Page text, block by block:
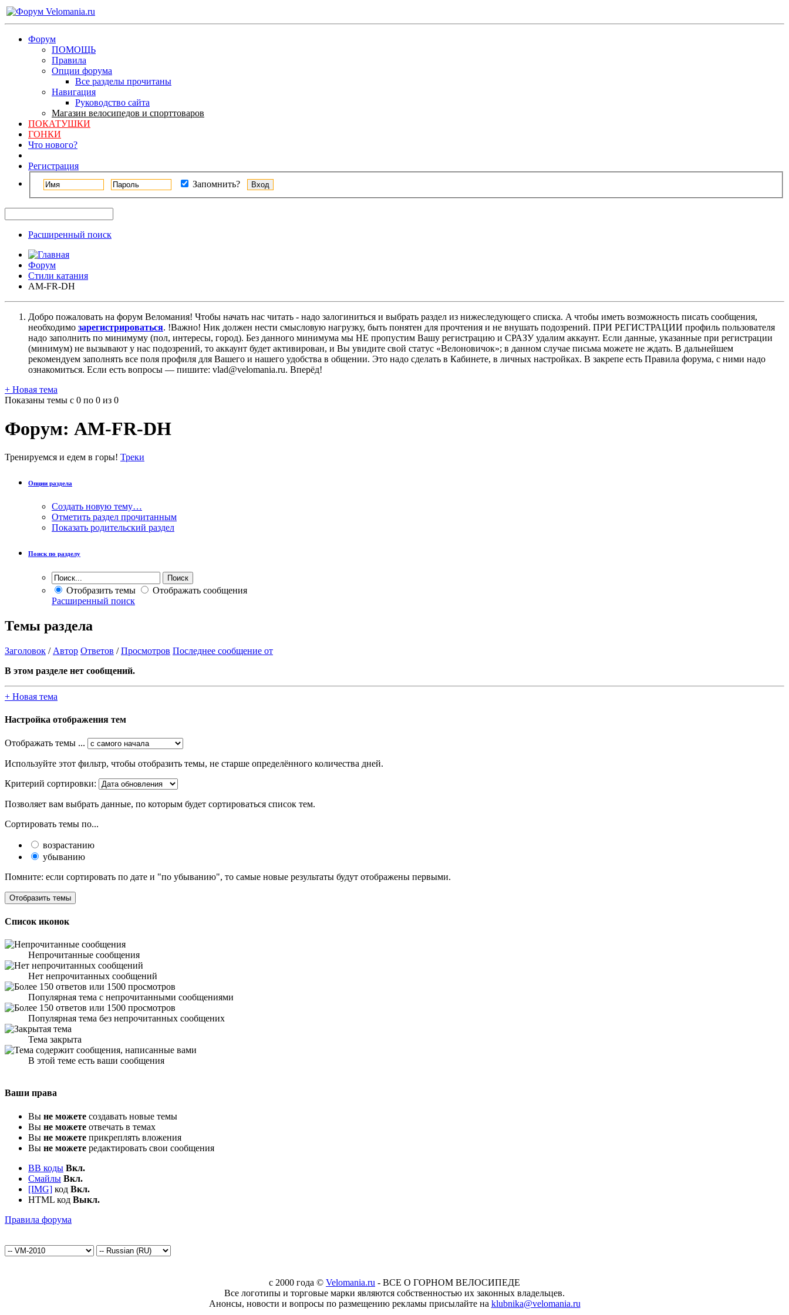
Форум
ПОМОЩЬ
Правила
Опции форума
Все разделы прочитаны
Навигация
Руководство сайта
Магазин велосипедов и спорттоваров
ПОКАТУШКИ
ГОНКИ
Что нового?
Регистрация
Запомнить?
Расширенный поиск
Форум
Стили катания
AM-FR-DH
Добро пожаловать на форум Веломания! Чтобы начать нас читать - надо залогиниться и выбрать раздел из нижеследующего списка. A чтобы иметь возможность писать сообщения,
необходимо зарегистрироваться. !Важно! Ник должен нести смысловую нагрузку, быть понятен для прочтения и не внушать подозрений. ПРИ РЕГИСТРАЦИИ профиль пользователя
надо заполнить по минимуму (пол, интересы, город). Без данного минимума мы НЕ пропустим Вашу регистрацию и СРАЗУ удалим аккаунт. Если данные, указанные при регистрации
(минимум) не вызывают у нас подозрений, то аккаунт будет активирован, и Вы увидите свой статус «Велоновичок»; в данном случае письма можете не ждать. В дальнейшем
рекомендуем заполнять все поля профиля для Вашего и нашего удобства в общении. Это надо сделать в Кабинете, в личных настройках. В закрепе есть Правила форума, с ними надо
ознакомиться. Если есть вопросы — пишите: vlad@velomania.ru. Вперёд!
+ Новая тема
Показаны темы с 0 по 0 из 0
Форум: AM-FR-DH
Тренируемся и едем в горы! Треки
Опции раздела
Создать новую тему…
Отметить раздел прочитанным
Показать родительский раздел
Поиск по разделу
Отобразить темы
Отображать сообщения
Расширенный поиск
Темы раздела
Заголовок / Автор Ответов /Просмотров Последнее сообщение от
В этом разделе нет сообщений.
+ Новая тема
Настройка отображения тем
Отображать темы ...
Используйте этот фильтр, чтобы отобразить темы, не старше определённого количества дней.
Критерий сортировки:
Позволяет вам выбрать данные, по которым будет сортироваться список тем.
Сортировать темы по...
возрастанию
убыванию
Помните: если сортировать по дате и "по убыванию", то самые новые результаты будут отображены первыми.
Список иконок
Непрочитанные сообщения
Нет непрочитанных сообщений
Популярная тема с непрочитанными сообщениями
Популярная тема без непрочитанных сообщених
Тема закрыта
В этой теме есть ваши сообщения
Ваши права
Вы не можете создавать новые темы
Вы не можете отвечать в темах
Вы не можете прикреплять вложения
Вы не можете редактировать свои сообщения
BB коды Вкл.
Смайлы Вкл.
[IMG] код Вкл.
HTML код Выкл.
Правила форума
c 2000 года © Velomania.ru - ВСЕ О ГОРНОМ ВЕЛОСИПЕДЕ
Все логотипы и торговые марки являются собственностью их законных владельцев.
Анонсы, новости и вопросы по размещению рекламы присылайте на klubnika@velomania.ru